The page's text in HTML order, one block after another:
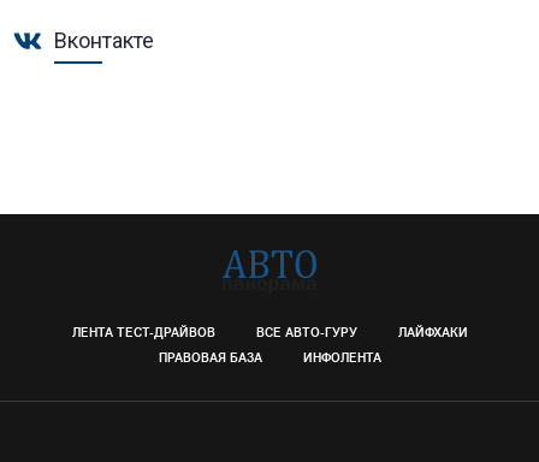
Вконтакте
ЛЕНТА ТЕСТ-ДРАЙВОВ ВСЕ АВТО-ГУРУ
ЛАЙФХАКИ
ПРАВОВАЯ БАЗА
ИНФОЛЕНТА